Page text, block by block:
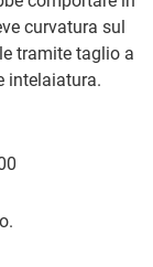
curvatura sul
tramite taglio a
intelaiatura.